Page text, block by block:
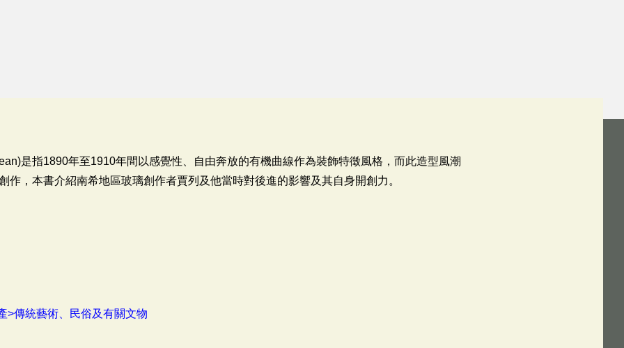
是指1890年至1910年間以感覺性、自由奔放的有機曲線作為裝飾特徵風格，而此造型風潮
作，本書介紹南希地區玻璃創作者賈列及他當時對後進的影響及其自身開創力。
>傳統藝術、民俗及有關文物